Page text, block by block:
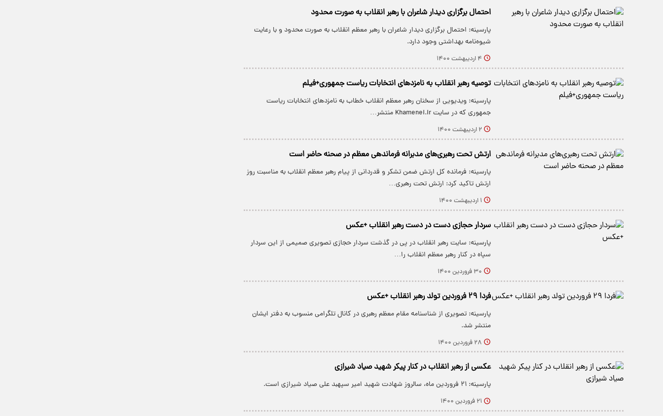
احتمال برگزاری دیدار شاعران با رهبر انقلاب به صورت محدود
پارسینه: احتمال برگزاری دیدار شاعران با رهبر معظم انقلاب به صورت محدود و با رعایت
شیوه‌نامه بهداشتی وجود دارد.
۴ اردیبهشت ۱۴۰۰
توصیه رهبر انقلاب به نامزد‌های انتخابات ریاست جمهوری+فیلم
پارسینه: ویدیویی از سخنان رهبر معظم انقلاب خطاب به نامزد‌های انتخابات ریاست
جمهوری که در سایت Khamenei.ir منتشر…
۲ اردیبهشت ۱۴۰۰
ارتش تحت رهبری‌های مدبرانه فرماندهی معظم در صحنه حاضر است
پارسینه: فرمانده کل ارتش ضمن تشکر و قدردانی از پیام رهبر معظم انقلاب به مناسبت روز
ارتش تاکید کرد: ارتش تحت رهبری…
۱ اردیبهشت ۱۴۰۰
سردار حجازی دست در دست رهبر انقلاب +عکس
پارسینه: سایت رهبر انقلاب در پی در گذشت سردار حجازی تصویری صمیمی از این سردار
سپاه در کنار رهبر معظم انقلاب را…
۳۰ فروردین ۱۴۰۰
فردا ۲۹ فروردین تولد رهبر انقلاب +عکس
پارسینه: تصویری از شناسنامه مقام معظم رهبری در کانال تلگرامی منسوب به دفتر ایشان
منتشر شد.
۲۸ فروردین ۱۴۰۰
عکسی از رهبر انقلاب در کنار پیکر شهید صیاد شیرازی
پارسینه: ۲۱ فروردین ماه، سالروز شهادت شهید امیر سپهبد علی صیاد شیرازی است.
۲۱ فروردین ۱۴۰۰